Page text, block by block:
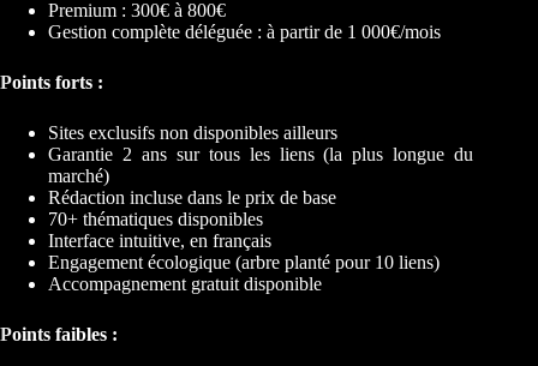
Premium : 300€ à 800€
Gestion complète déléguée : à partir de 1 000€/mois
Points forts :
Sites exclusifs non disponibles ailleurs
Garantie 2 ans sur tous les liens (la plus longue du
marché)
Rédaction incluse dans le prix de base
70+ thématiques disponibles
Interface intuitive, en français
Engagement écologique (arbre planté pour 10 liens)
Accompagnement gratuit disponible
Points faibles :